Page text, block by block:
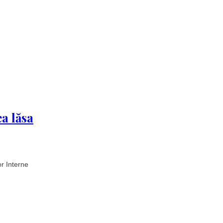
lăsa
Interne